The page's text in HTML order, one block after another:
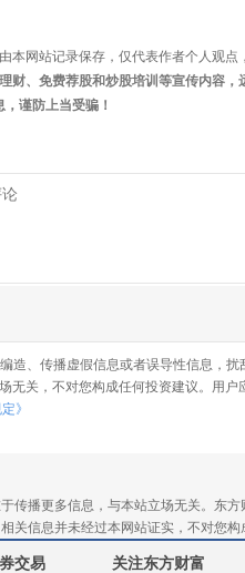
本网站记录保存，仅代表作者个人观
财、免费荐股和炒股培训等宣传内容
谨防上当受骗！
造、传播虚假信息或者误导性信息，
无关，不对您构成任何投资建议。用
》
传播更多信息，与本站立场无关。东
关信息并未经过本网站证实，不对您
交易 关注东方财富